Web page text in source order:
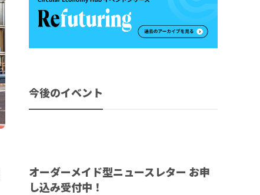
今後のイベント
オーダーメイド型ニュースレター お申
し込み受付中！